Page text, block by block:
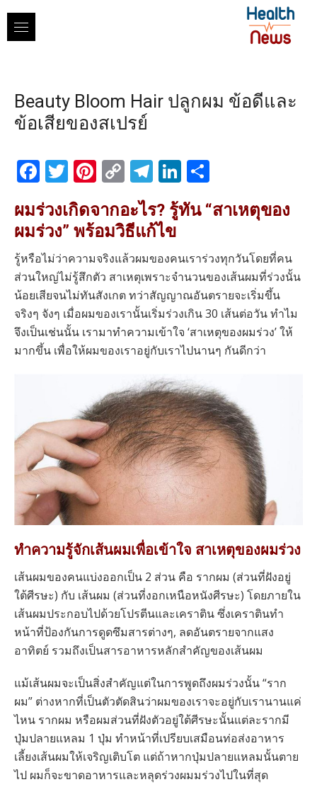
content
Beauty Bloom Hair ปลูกผม ข้อดีและ
ข้อเสียของสเปรย์
Facebook
Twitter
Pinterest
Copy
Link
Telegram
LinkedIn
ผมร่วงเกิดจากอะไร? รู้ทัน “สาเหตุของ
ผมร่วง” พร้อมวิธีแก้ไข
รู้หรือไม่ว่าความจริงแล้วผมของคนเราร่วงทุกวันโดยที่คน
ส่วนใหญ่ไม่รู้สึกตัว สาเหตุเพราะจำนวนของเส้นผมที่ร่วงนั้น
น้อยเสียจนไม่ทันสังเกต ทว่าสัญญาณอันตรายจะเริ่มขึ้น
จริงๆ จังๆ เมื่อผมของเรานั้นเริ่มร่วงเกิน 30 เส้นต่อวัน ทำไม
จึงเป็นเช่นนั้น เรามาทำความเข้าใจ ‘สาเหตุของผมร่วง’ ให้
มากขึ้น เพื่อให้ผมของเราอยู่กับเราไปนานๆ กันดีกว่า
ทำความรู้จักเส้นผมเพื่อเข้าใจ สาเหตุของผมร่วง
เส้นผมของคนแบ่งออกเป็น 2 ส่วน คือ รากผม (ส่วนที่ฝังอยู่
ใต้ศีรษะ) กับ เส้นผม (ส่วนที่งอกเหนือหนังศีรษะ) โดยภายใน
เส้นผมประกอบไปด้วยโปรตีนและเคราติน ซึ่งเคราตินทำ
หน้าที่ป้องกันการดูดซึมสารต่างๆ, ลดอันตรายจากแสง
อาทิตย์ รวมถึงเป็นสารอาหารหลักสำคัญของเส้นผม
แม้เส้นผมจะเป็นสิ่งสำคัญแต่ในการพูดถึงผมร่วงนั้น “ราก
ผม” ต่างหากที่เป็นตัวตัดสินว่าผมของเราจะอยู่กับเรานานแค่
ไหน รากผม หรือผมส่วนที่ฝังตัวอยู่ใต้ศีรษะนั้นแต่ละรากมี
ปุ่มปลายแหลม 1 ปุ่ม ทำหน้าที่เปรียบเสมือนท่อส่งอาหาร
เลี้ยงเส้นผมให้เจริญเติบโต แต่ถ้าหากปุ่มปลายแหลมนั้นตาย
ไป ผมก็จะขาดอาหารและหลุดร่วงผมมร่วงไปในที่สุด